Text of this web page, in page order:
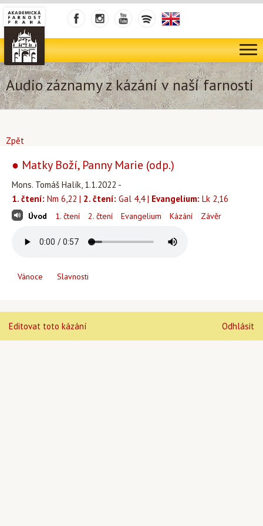
Audio záznamy z kázání v naší farnosti
Zpět
● Matky Boží, Panny Marie (odp.)
Mons. Tomáš Halík, 1.1.2022 -
1. čtení: Nm 6,22 | 2. čtení: Gal 4,4 | Evangelium: Lk 2,16
Úvod 1. čtení 2. čtení Evangelium Kázání Závěr
Vánoce Slavnosti
Editovat toto kázání Odhlásit